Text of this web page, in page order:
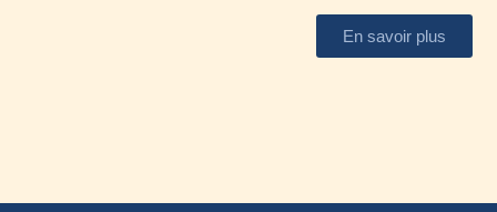
En savoir plus